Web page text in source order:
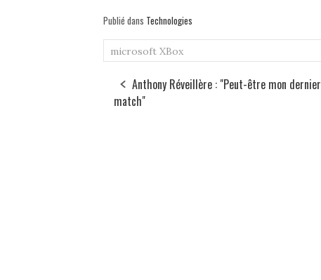
Publié dans Technologies
microsoft XBox
Anthony Réveillère : "Peut-être mon dernier
match"